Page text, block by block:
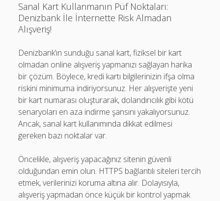
Sanal Kart Kullanmanın Püf Noktaları:
Denizbank İle İnternette Risk Almadan
Alışveriş!
Denizbank’ın sunduğu sanal kart, fiziksel bir kart
olmadan online alışveriş yapmanızı sağlayan harika
bir çözüm. Böylece, kredi kartı bilgilerinizin ifşa olma
riskini minimuma indiriyorsunuz. Her alışverişte yeni
bir kart numarası oluşturarak, dolandırıcılık gibi kötü
senaryoları en aza indirme şansını yakalıyorsunuz.
Ancak, sanal kart kullanımında dikkat edilmesi
gereken bazı noktalar var.
Öncelikle, alışveriş yapacağınız sitenin güvenli
olduğundan emin olun. HTTPS bağlantılı siteleri tercih
etmek, verilerinizi koruma altına alır. Dolayısıyla,
alışveriş yapmadan önce küçük bir kontrol yapmak